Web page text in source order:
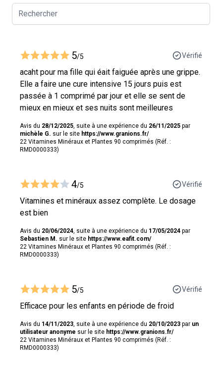
5/5 Vérifié
acaht pour ma fille qui éait faiguée après une grippe.
Elle a faire une cure intensive 15 jours puis est
passée à 1 comprimé par jour et elle se sent de
mieux en mieux et ses nuits sont meilleures
Avis du 28/12/2025 , suite à une expérience du 26/11/2025 par
michèle G. sur le site https://www.granions.fr/
22 Vitamines Minéraux et Plantes 90 comprimés (Réf. :
RMD0000333)
4/5 Vérifié
Vitamines et minéraux assez complète. Le dosage
est bien
Avis du 20/06/2024 , suite à une expérience du 17/05/2024 par
Sebastien M. sur le site https://www.eafit.com/
22 Vitamines Minéraux et Plantes 90 comprimés (Réf. :
RMD0000333)
5/5 Vérifié
Efficace pour les enfants en période de froid
Avis du 14/11/2023 , suite à une expérience du 20/10/2023 par un
utilisateur anonyme sur le site https://www.granions.fr/
22 Vitamines Minéraux et Plantes 90 comprimés (Réf. :
RMD0000333)